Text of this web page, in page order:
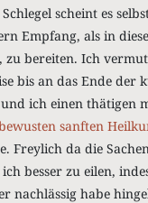
scheint es
Empfang, als in
zu bereiten. Ich
bis an das Ende der
ich einen thätigen
sanften
Freylich da die
besser zu eilen,
nachlässig habe